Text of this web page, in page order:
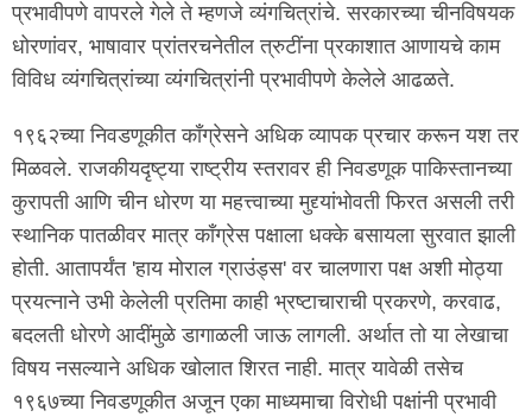
प्रभावीपणे वापरले गेले ते म्हणजे व्यंगचित्रांचे. सरकारच्या चीनविषयक
धोरणांवर, भाषावार प्रांतरचनेतील त्रुटींना प्रकाशात आणायचे काम
विविध व्यंगचित्रांच्या व्यंगचित्रांनी प्रभावीपणे केलेले आढळते.
१९६२च्या निवडणूकीत कॉंग्रेसने अधिक व्यापक प्रचार करून यश तर
मिळवले. राजकीयदृष्ट्या राष्ट्रीय स्तरावर ही निवडणूक पाकिस्तानच्या
कुरापती आणि चीन धोरण या महत्त्वाच्या मुद्द्यांभोवती फिरत असली तरी
स्थानिक पातळीवर मात्र काँग्रेस पक्षाला धक्के बसायला सुरवात झाली
होती. आतापर्यंत 'हाय मोराल ग्राउंड्स' वर चालणारा पक्ष अशी मोठ्या
प्रयत्नाने उभी केलेली प्रतिमा काही भ्रष्टाचाराची प्रकरणे, करवाढ,
बदलती धोरणे आदींमुळे डागाळली जाऊ लागली. अर्थात तो या लेखाचा
विषय नसल्याने अधिक खोलात शिरत नाही. मात्र यावेळी तसेच
१९६७च्या निवडणूकीत अजून एका माध्यमाचा विरोधी पक्षांनी प्रभावी